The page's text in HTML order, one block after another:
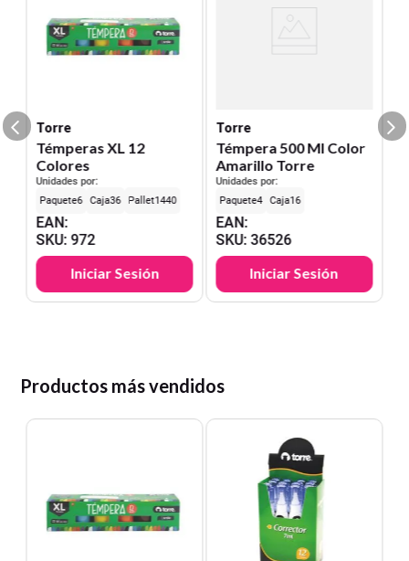
Torre
Témperas XL 12
Colores
Unidades por:
6
36 1440
EAN:
SKU:972
Iniciar Sesión
Torre
Témpera 500 Ml Color
Amarillo Torre
Unidades por:
4
16
EAN:
SKU:36526
Iniciar Sesión
Productos más vendidos